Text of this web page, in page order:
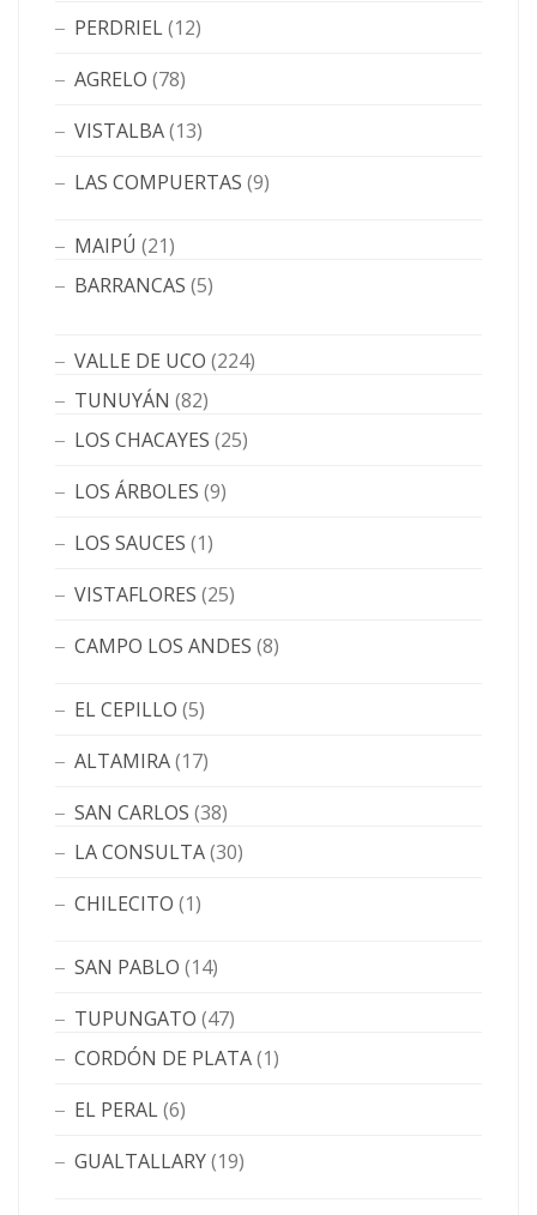
PERDRIEL(12)
AGRELO (78)
VISTALBA(13)
LAS COMPUERTAS (9)
MAIPÚ (21)
BARRANCAS (5)
VALLE DE UCO (224)
TUNUYÁN (82)
LOS CHACAYES (25)
LOS ÁRBOLES (9)
LOS SAUCES (1)
VISTAFLORES (25)
CAMPO LOS ANDES (8)
EL CEPILLO (5)
ALTAMIRA(17)
SAN CARLOS (38)
LA CONSULTA(30)
CHILECITO (1)
SAN PABLO (14)
TUPUNGATO (47)
CORDÓN DE PLATA(1)
EL PERAL(6)
GUALTALLARY(19)